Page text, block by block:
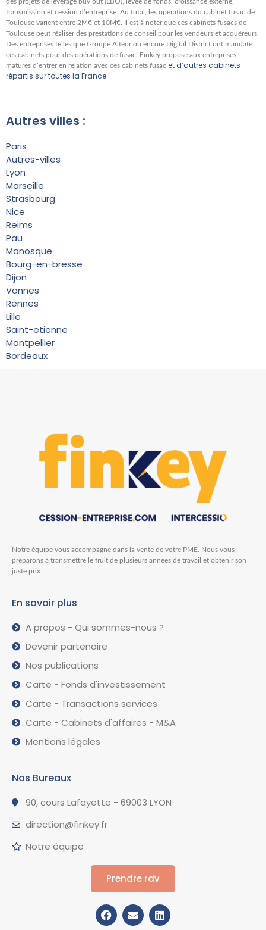
transmission et cession d’entreprise. Au total, les opérations du cabinet fusac de
Toulouse varient entre 2M€ et 10M€. Il est à noter que ces cabinets fusacs de
Toulouse peut réaliser des prestations de conseil pour les vendeurs et acquéreurs.
Des entreprises telles que Groupe Altéor ou encore Digital District ont mandaté
ces cabinets pour des opérations de fusac. Finkey propose aux entreprises
matures d’entrer en relation avec ces cabinets fusac et d’autres cabinets
répartis sur toutes la France.
Autres villes :
Paris
Autres-villes
Lyon
Marseille
Strasbourg
Nice
Reims
Pau
Manosque
Bourg-en-bresse
Dijon
Vannes
Rennes
Lille
Saint-etienne
Montpellier
Bordeaux
Notre équipe vous accompagne dans la vente de votre PME. Nous vous
préparons à transmettre le fruit de plusieurs années de travail et obtenir son
juste prix.
En savoir plus
A propos - Qui sommes-nous ?
Devenir partenaire
Nos publications
Carte - Fonds d'investissement
Carte - Transactions services
Carte - Cabinets d'affaires - M&A
Mentions légales
Nos Bureaux
90, cours Lafayette - 69003 LYON
direction@finkey.fr
Notre équipe
Prendre rdv